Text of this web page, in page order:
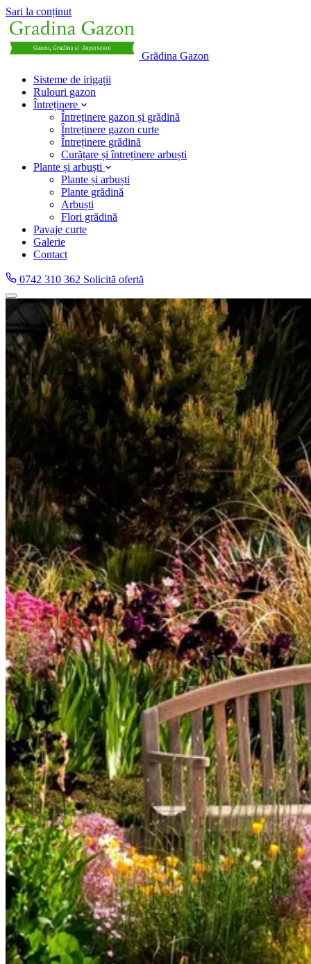
Sari la conținut
Grădina Gazon
Sisteme de irigații
Rulouri gazon
Întreținere
Întreținere gazon și grădină
Întreținere gazon curte
Întreținere grădină
Curățare și întreținere arbuști
Plante și arbuști
Plante și arbuști
Plante grădină
Arbuști
Flori grădină
Pavaje curte
Galerie
Contact
0742 310 362 Solicită ofertă